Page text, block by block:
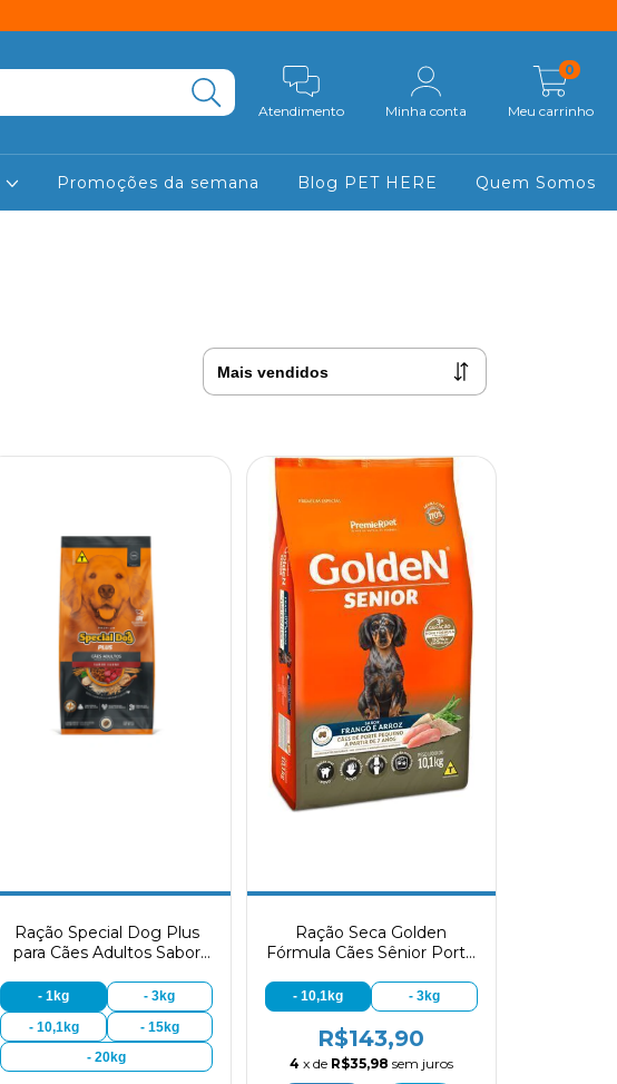
Atendimento Minha conta Meu carrinho
0
Promoções da semana Blog PET HERE Quem Somos
Ração Special Dog Plus
para Cães Adultos Sabor
- 1kg
- 3kg
- 10,1kg
- 15kg
- 20kg
Ração Seca Golden
Fórmula Cães Sênior Porte
Arroz
- 10,1kg - 3kg
R$143,90
4 x de R$35,98 sem juros